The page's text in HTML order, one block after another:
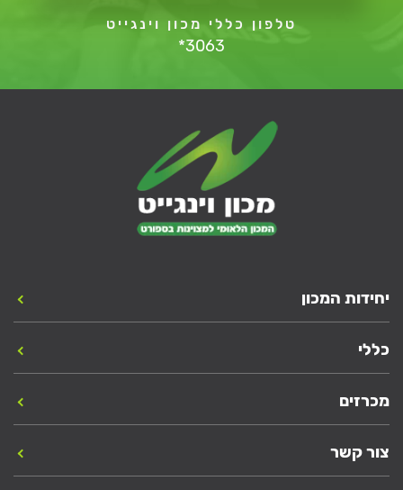
טלפון כללי מכון וינגייט
*3063
יחידות המכון
כללי
מכרזים
צור קשר